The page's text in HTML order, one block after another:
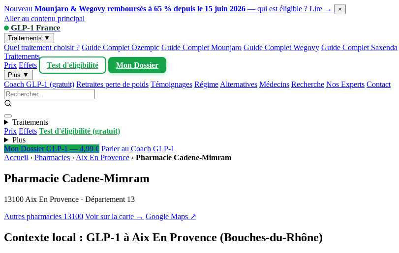
Nouveau Mounjaro & Wegovy remboursés à 65 % depuis le 15 juin 2026 — qui est éligible ? Lire → ×
Aller au contenu principal
GLP-1 France
Traitements ▼
Quel traitement choisir ? Guide Complet Ozempic Guide Complet Mounjaro Guide Complet Wegovy Guide Complet Saxenda
Traitements
Prix Effets Test d'éligibilité Mon Dossier
Plus ▼
Coach GLP-1 (gratuit) Retraites perte de poids Témoignages Régime Alternatives Médecins Recherche Nos Experts Contact
Traitements
Prix Effets Test d'éligibilité (gratuit)
Plus
Mon Dossier GLP-1 — 4,99 € Parler au Coach GLP-1
Accueil › Pharmacies › Aix En Provence › Pharmacie Cadene-Mimram
Pharmacie Cadene-Mimram
13100 Aix En Provence · Département 13
Autres pharmacies 13100 Voir sur la carte → Google Maps ↗
Contexte local : GLP-1 à Aix En Provence (Bouches-du-Rhône)